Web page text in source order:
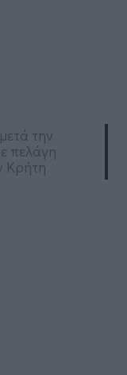
την
πελάγη
Κρήτη